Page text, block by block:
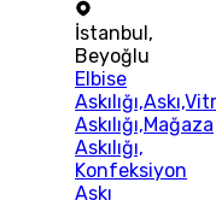
İstanbul,
Beyoğlu
Elbise
Askılığı,Mağaza
Askılığı,
Konfeksiyon
Askı